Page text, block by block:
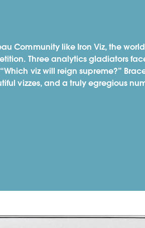
Community like Iron Viz, the
Three analytics gladiators
viz will reign supreme?”
vizzes, and a truly egregious